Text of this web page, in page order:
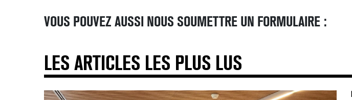
VOUS POUVEZ AUSSI NOUS SOUMETTRE UN FORMULAIRE :
LES ARTICLES LES PLUS LUS